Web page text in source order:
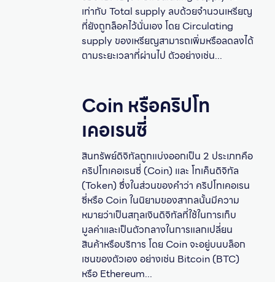
เท่ากับ Total supply ลบด้วยจำนวนเหรียญ
ที่ยังถูกล็อคไว้นั่นเอง โดย Circulating
supply ของเหรียญสามารถเพิ่มหรือลดลงได้
ตามระยะเวลาที่ผ่านไป ตัวอย่างเช่น...
Coin หรือคริปโท
เคอเรนซี่
สินทรัพย์ดิจิทัลถูกแบ่งออกเป็น 2 ประเภทคือ
คริปโทเคอเรนซี่ (Coin) และ โทเค็นดิจิทัล
(Token) ซึ่งในส่วนของคำว่า คริปโทเคอเรน
ซี่หรือ Coin ในนิยามของสากลนั้นมีความ
หมายว่าเป็นสกุลเงินดิจิทัลที่ใช้ในการเก็บ
มูลค่าและเป็นตัวกลางในการแลกเปลี่ยน
สินค้าหรือบริการ โดย Coin จะอยู่บนบล็อก
เชนของตัวเอง อย่างเช่น Bitcoin (BTC)
หรือ Ethereum...